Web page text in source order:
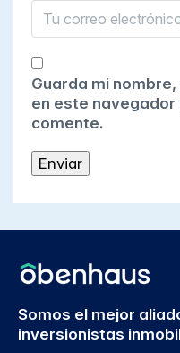
Guarda mi
en este navegador
comente.
Somos el mejor
inversionistas